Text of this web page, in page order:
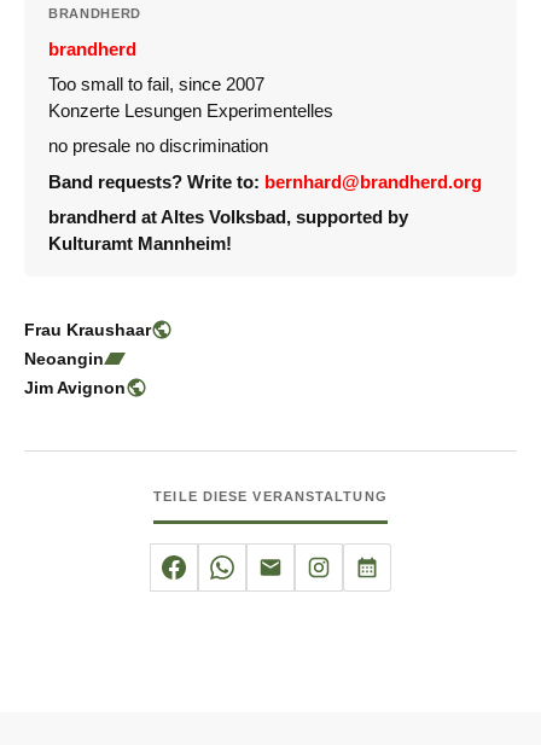
BRANDHERD
brandherd
Too small to fail, since 2007
Konzerte Lesungen Experimentelles
no presale no discrimination
Band requests? Write to: bernhard@brandherd.org
brandherd at Altes Volksbad, supported by
Kulturamt Mannheim!
Frau Kraushaar
Neoangin
Jim Avignon
TEILE DIESE VERANSTALTUNG